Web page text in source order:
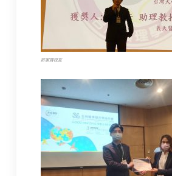
許家齊校友